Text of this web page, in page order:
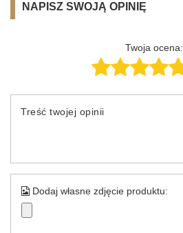
NAPISZ SWOJĄ OPINIĘ
Twoja ocena:
Treść twojej opinii
Dodaj własne zdjęcie produktu: